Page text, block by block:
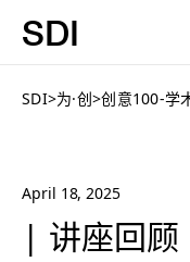
SDI
SDI>为·创>创意100-学
April 18, 2025
| 讲座回